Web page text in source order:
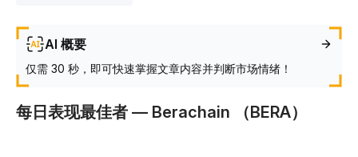
AI 概要
仅需 30 秒，即可快速掌握文章内容并判断市场情绪！
每日表现最佳者 — Berachain （BERA）